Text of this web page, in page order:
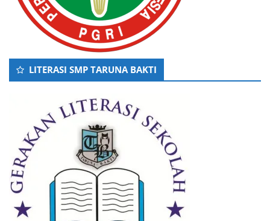
LITERASI SMP TARUNA BAKTI